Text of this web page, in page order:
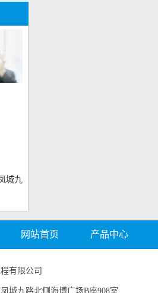
城九
网站首页 产品中心
有限公司
城九路北侧海博广场B座908室